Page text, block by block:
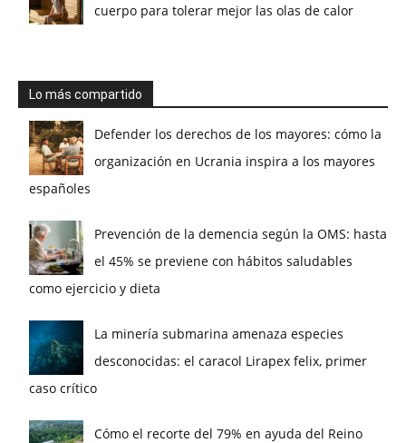
cuerpo para tolerar mejor las olas de calor
Lo más compartido
Defender los derechos de los mayores: cómo la
organización en Ucrania inspira a los mayores
españoles
Prevención de la demencia según la OMS: hasta
el 45% se previene con hábitos saludables
como ejercicio y dieta
La minería submarina amenaza especies
desconocidas: el caracol Lirapex felix, primer
caso crítico
Cómo el recorte del 79% en ayuda del Reino